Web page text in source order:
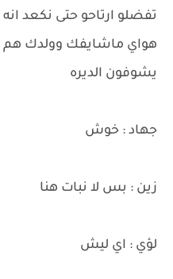
تفضلو ارتاحو حتى نكعد
هواي ماشايفك وولدك هم
يشوفون الديره
جهاد : خوش
زين : بس لا نبات هنا
لؤي : اي ليش